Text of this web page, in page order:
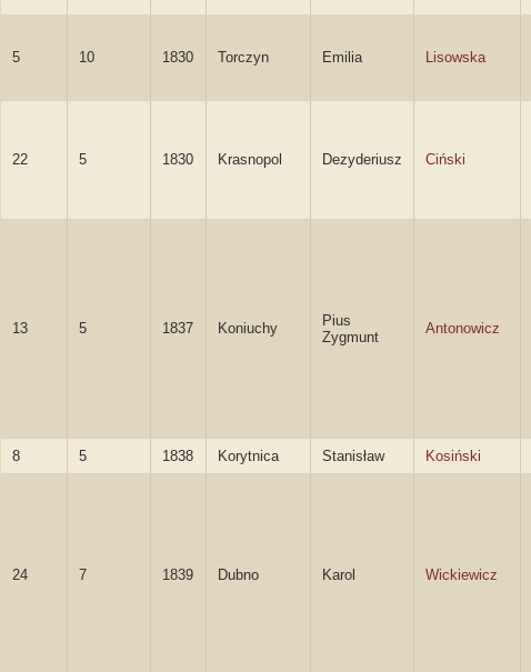
5 10 1830 Torczyn Emilia Lisowska
22 5 1830 Krasnopol Dezyderiusz Ciński
13 5 1837 Koniuchy
Pius
Zygmunt
Antonowicz
8 5 1838 Korytnica Stanisław Kosiński
24 7 1839 Dubno Karol Wickiewicz